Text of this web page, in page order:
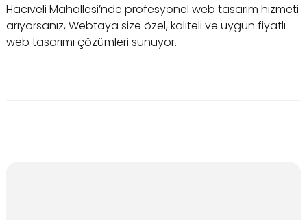
Hacıveli Mahallesi’nde profesyonel web tasarım hizmeti
arıyorsanız, Webtaya size özel, kaliteli ve uygun fiyatlı
web tasarımı çözümleri sunuyor.